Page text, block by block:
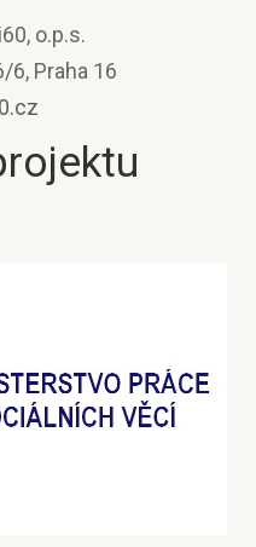
o.p.s.
6, Praha 16